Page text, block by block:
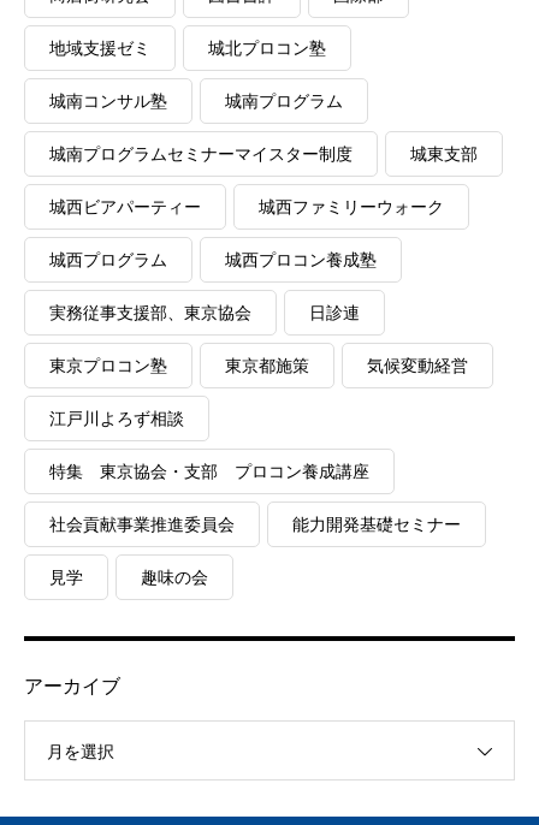
地域支援ゼミ 城北プロコン塾
城南コンサル塾 城南プログラム
城南プログラムセミナーマイスター制度 城東支部
城西ビアパーティー 城西ファミリーウォーク
城西プログラム 城西プロコン養成塾
実務従事支援部、東京協会 日診連
東京プロコン塾 東京都施策 気候変動経営
江戸川よろず相談
特集 東京協会・支部 プロコン養成講座
社会貢献事業推進委員会 能力開発基礎セミナー
見学 趣味の会
アーカイブ
月を選択